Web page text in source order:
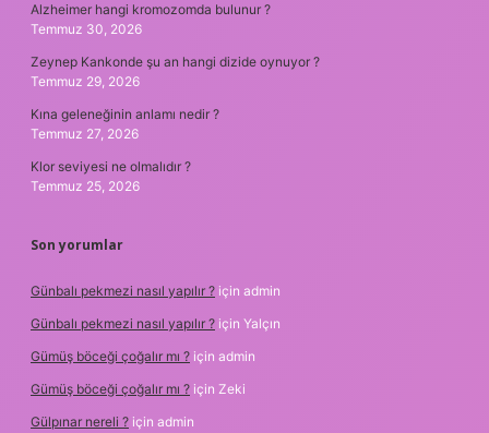
Alzheimer hangi kromozomda bulunur ?
Temmuz 30, 2026
Zeynep Kankonde şu an hangi dizide oynuyor ?
Temmuz 29, 2026
Kına geleneğinin anlamı nedir ?
Temmuz 27, 2026
Klor seviyesi ne olmalıdır ?
Temmuz 25, 2026
Son yorumlar
Günbalı pekmezi nasıl yapılır ? için admin
Günbalı pekmezi nasıl yapılır ? için Yalçın
Gümüş böceği çoğalır mı ? için admin
Gümüş böceği çoğalır mı ? için Zeki
Gülpınar nereli ? için admin